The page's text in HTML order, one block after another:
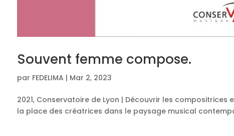
Souvent femme compose.
par FEDELIMA | Mar 2, 2023
2021, Conservatoire de Lyon | Découvrir les compositrices
la place des créatrices dans le paysage musical